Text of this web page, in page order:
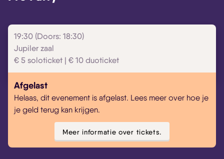
19:30 (Doors: 18:30)
Jupiler zaal
€ 5 soloticket | € 10 duoticket
Afgelast
Helaas, dit evenement is afgelast. Lees meer over hoe je
je geld terug kan krijgen.
Meer informatie over tickets.